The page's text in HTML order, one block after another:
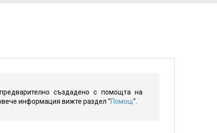
създадено с помощта на
информация вижте раздел "Помощ".